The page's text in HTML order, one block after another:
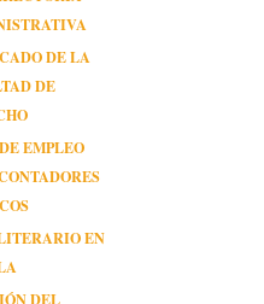
DE LA
DE
EMPLEO
EN
DEL